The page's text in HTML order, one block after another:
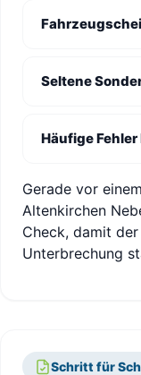
Seltene
Häufige
Gerade vor
Altenkirchen
Check, damit
Unterbrechung
Schritt für